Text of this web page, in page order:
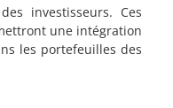
investisseurs. Ces
une intégration
les portefeuilles des